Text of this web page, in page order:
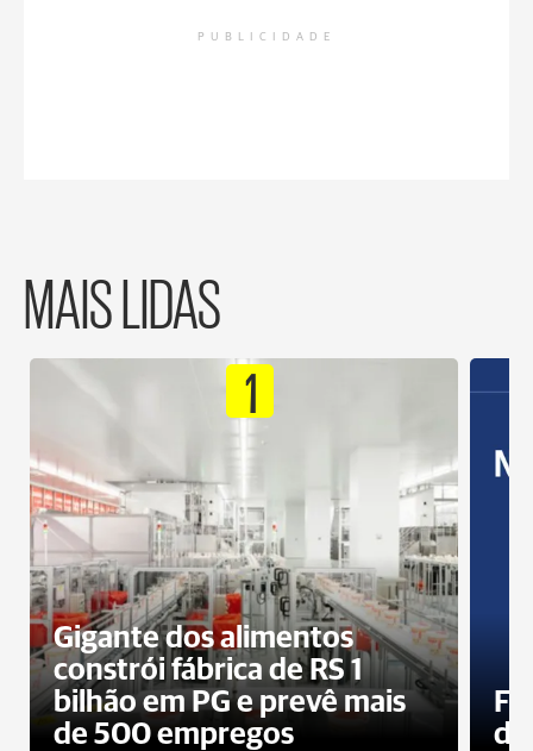
PUBLICIDADE
MAIS LIDAS
1
Gigante dos alimentos
constrói fábrica de RS 1
bilhão em PG e prevê mais
de 500 empregos